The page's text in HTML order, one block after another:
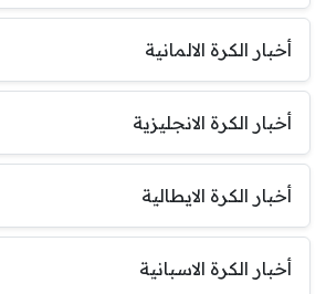
أخبار الكرة الالمانية
أخبار الكرة الانجليزية
أخبار الكرة الايطالية
أخبار الكرة الاسبانية